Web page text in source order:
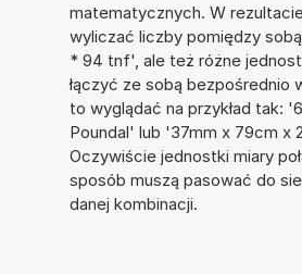
matematycznych. W
wyliczać liczby pomiędzy
* 94 tnf', ale też różne
łączyć ze sobą bezpośrednio
to wyglądać na przykład tak:
Poundal' lub '37mm x 79cm x
Oczywiście jednostki miary
sposób muszą pasować do
danej kombinacji.